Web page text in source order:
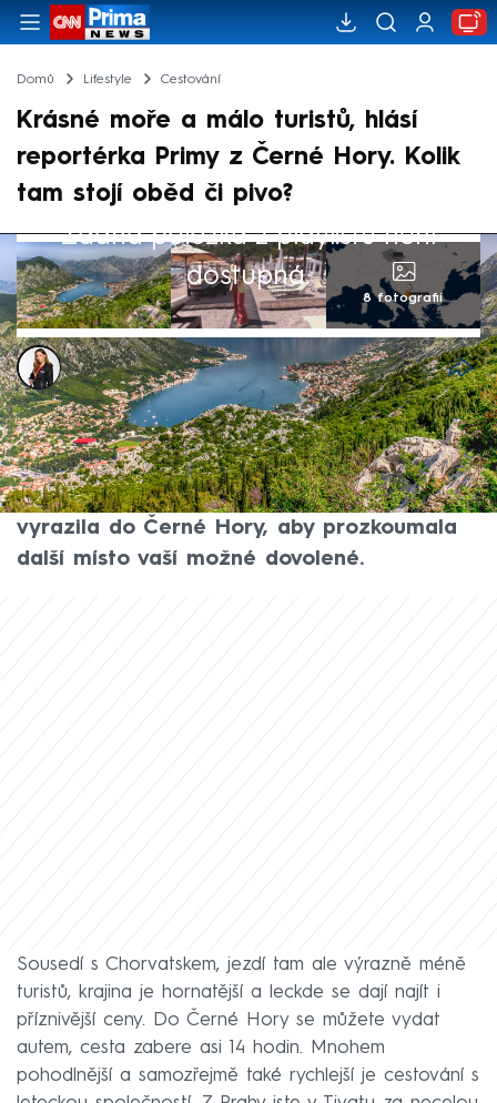
Domů Lifestyle Cestování
Krásné moře a málo turistů, hlásí
reportérka Primy z Černé Hory. Kolik
tam stojí oběd či pivo?
Žádná položka z playlistu není
dostupná.
8 fotografií
Alex Hrdinová
3. čvn 2024, 06:47
Autem jste tam za půl dne. Letadlem za
hodinu a půl. Moře je krásné, turistů prý
zatím málo. Reportérka CNN Prima NEWS
vyrazila do Černé Hory, aby prozkoumala
další místo vaší možné dovolené.
Sousedí s Chorvatskem, jezdí tam ale výrazně méně
turistů, krajina je hornatější a leckde se dají najít i
příznivější ceny. Do Černé Hory se můžete vydat
autem, cesta zabere asi 14 hodin. Mnohem
pohodlnější a samozřejmě také rychlejší je cestování s